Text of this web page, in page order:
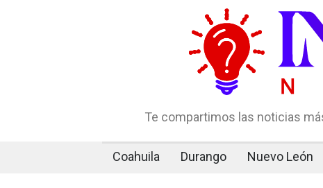
Te compartimos las noticias
Coahuila Durango Nuevo León